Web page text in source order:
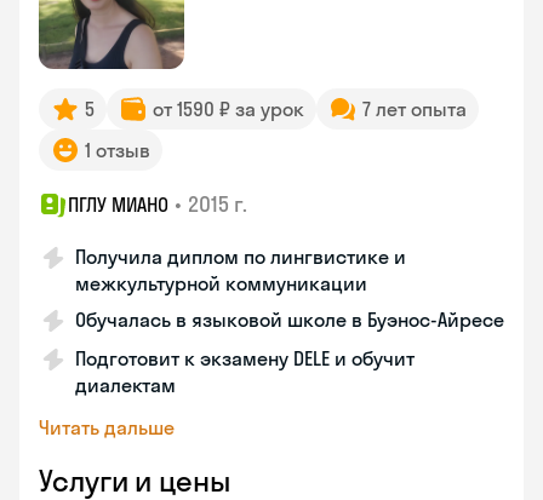
5 от 1590 ₽ за урок
7 лет опыта
1 отзыв
ПГЛУ МИАНО • 2015 г.
Получила диплом по лингвистике и
межкультурной коммуникации
Обучалась в языковой школе в Буэнос-Айресе
Подготовит к экзамену DELE и обучит
диалектам
Читать дальше
Услуги и цены